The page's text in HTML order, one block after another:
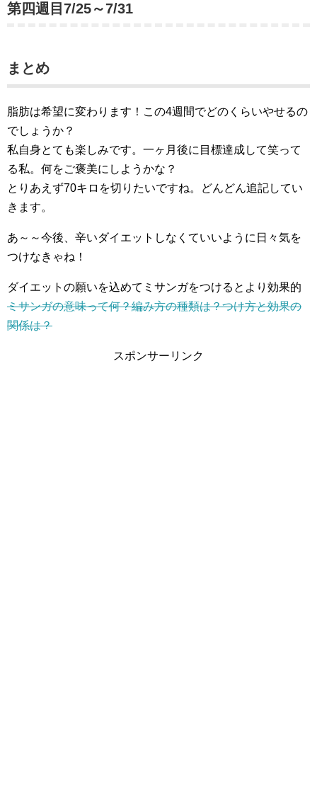
第四週目7/25～7/31
まとめ
脂肪は希望に変わります！この4週間でどのくらいやせるの
でしょうか？
私自身とても楽しみです。一ヶ月後に目標達成して笑って
る私。何をご褒美にしようかな？
とりあえず70キロを切りたいですね。どんどん追記してい
きます。
あ～～今後、辛いダイエットしなくていいように日々気を
つけなきゃね！
ダイエットの願いを込めてミサンガをつけるとより効果的
ミサンガの意味って何？編み方の種類は？つけ方と効果の
関係は？
スポンサーリンク